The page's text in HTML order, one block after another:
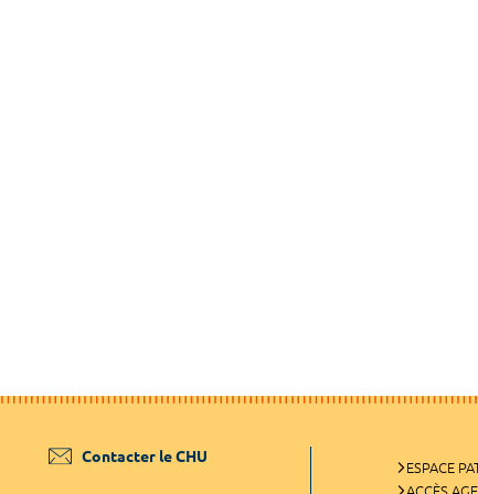
Contacter le CHU
ESPACE
ACCÈS